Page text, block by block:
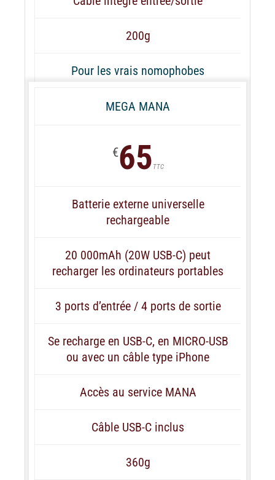
200g
Pour les vrais nomophobes
MEGA MANA
€65 TTC
Batterie externe universelle
rechargeable
20 000mAh (20W USB-C) peut
recharger les ordinateurs portables
3 ports d’entrée / 4 ports de sortie
Se recharge en USB-C, en MICRO-USB
ou avec un câble type iPhone
Accès au service MANA
Câble USB-C inclus
360g